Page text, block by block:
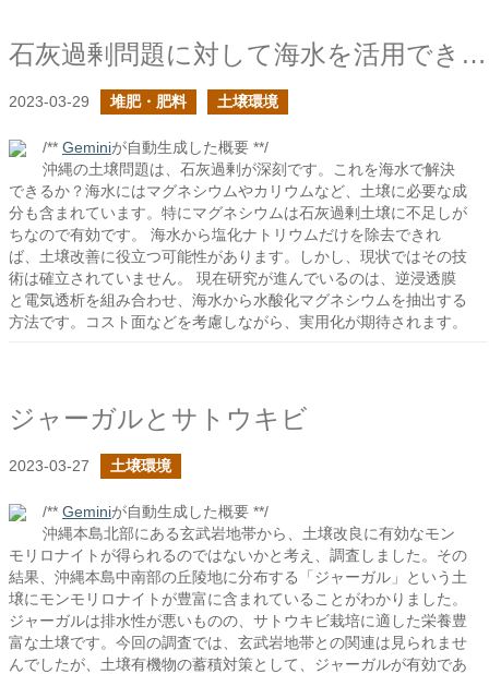
石灰過剰問題に対して海水を活用できるか？
2023-03-29 堆肥・肥料 土壌環境
/** Geminiが自動生成した概要 **/
沖縄の土壌問題は、石灰過剰が深刻です。これを海水で解決
できるか？海水にはマグネシウムやカリウムなど、土壌に必要な成
分も含まれています。特にマグネシウムは石灰過剰土壌に不足しが
ちなので有効です。 海水から塩化ナトリウムだけを除去できれ
ば、土壌改善に役立つ可能性があります。しかし、現状ではその技
術は確立されていません。 現在研究が進んでいるのは、逆浸透膜
と電気透析を組み合わせ、海水から水酸化マグネシウムを抽出する
方法です。コスト面などを考慮しながら、実用化が期待されます。
ジャーガルとサトウキビ
2023-03-27 土壌環境
/** Geminiが自動生成した概要 **/
沖縄本島北部にある玄武岩地帯から、土壌改良に有効なモン
モリロナイトが得られるのではないかと考え、調査しました。その
結果、沖縄本島中南部の丘陵地に分布する「ジャーガル」という土
壌にモンモリロナイトが豊富に含まれていることがわかりました。
ジャーガルは排水性が悪いものの、サトウキビ栽培に適した栄養豊
富な土壌です。今回の調査では、玄武岩地帯との関連は見られませ
んでしたが、土壌有機物の蓄積対策として、ジャーガルが有効であ